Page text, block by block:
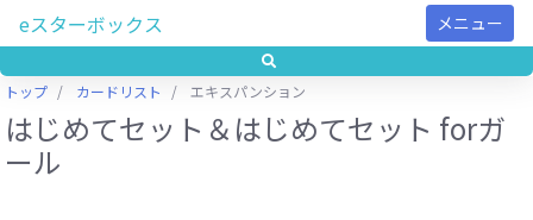
eスターボックス メニュー
トップ カードリスト エキスパンション
はじめてセット＆はじめてセット forガ
ール